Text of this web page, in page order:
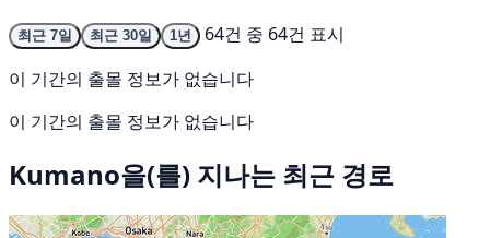
최근 7일 최근 30일 1년
64건 중 64건 표시
이 기간의 출몰 정보가 없습니다
이 기간의 출몰 정보가 없습니다
Kumano을(를) 지나는 최근 경로